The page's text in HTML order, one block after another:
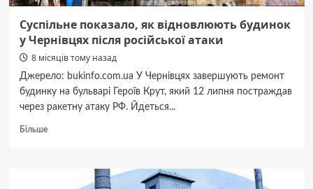
Суспільне показало, як відновлюють будинок
у Чернівцях після російської атаки
8 місяців тому назад
Джерело: bukinfo.com.ua У Чернівцях завершують ремонт
будинку на бульварі Героїв Крут, який 12 липня постраждав
через ракетну атаку РФ. Йдеться...
БільшеДокладніше